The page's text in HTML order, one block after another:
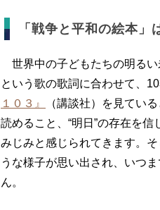
「戦争と平和の絵本」
世界中の子どもたちの明るい
という歌の歌詞に合わせて、
１０３』
（講談社）を見てい
読めること、“明日”の存在を
みじみと感じられてきます。
うな様子が思い出され、いつ
ん。